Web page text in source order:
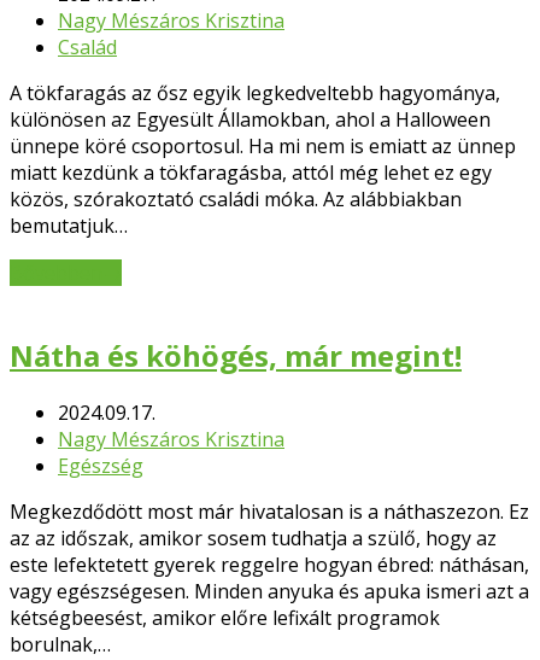
Nagy Mészáros Krisztina
Család
A tökfaragás az ősz egyik legkedveltebb hagyománya,
különösen az Egyesült Államokban, ahol a Halloween
ünnepe köré csoportosul. Ha mi nem is emiatt az ünnep
miatt kezdünk a tökfaragásba, attól még lehet ez egy
közös, szórakoztató családi móka. Az alábbiakban
bemutatjuk…
Nátha és köhögés, már megint!
2024.09.17.
Nagy Mészáros Krisztina
Egészség
Megkezdődött most már hivatalosan is a náthaszezon. Ez
az az időszak, amikor sosem tudhatja a szülő, hogy az
este lefektetett gyerek reggelre hogyan ébred: náthásan,
vagy egészségesen. Minden anyuka és apuka ismeri azt a
kétségbeesést, amikor előre lefixált programok
borulnak,…